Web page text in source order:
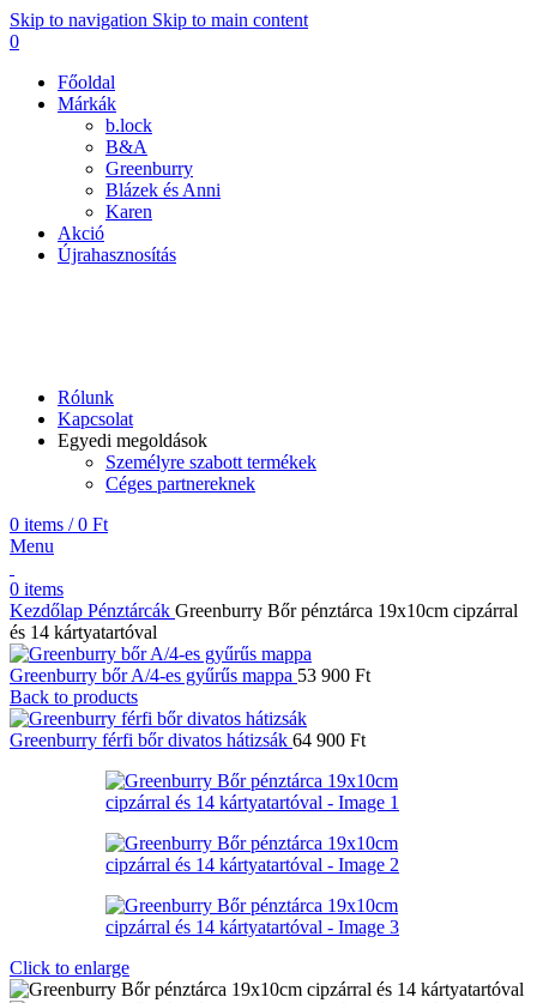
Skip to navigation Skip to main content
0
Főoldal
Márkák
b.lock
B&A
Greenburry
Blázek és Anni
Karen
Akció
Újrahasznosítás
Rólunk
Kapcsolat
Egyedi megoldások
Személyre szabott termékek
Céges partnereknek
0 items / 0 Ft
Menu
0 items
Kezdőlap Pénztárcák Greenburry Bőr pénztárca 19x10cm cipzárral
és 14 kártyatartóval
Greenburry bőr A/4-es gyűrűs mappa 53 900 Ft
Back to products
Greenburry férfi bőr divatos hátizsák 64 900 Ft
Click to enlarge